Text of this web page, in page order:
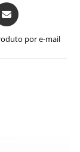
por e-mail